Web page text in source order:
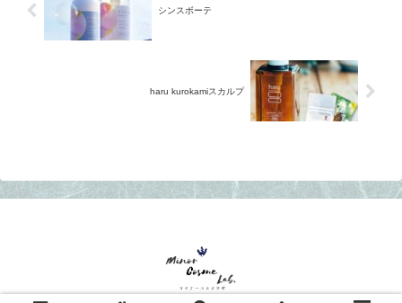
シンスボーテ
haru kurokamiスカルプ